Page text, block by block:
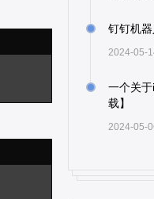
钉钉机器
2024-05-
一个关
载】
2024-05-